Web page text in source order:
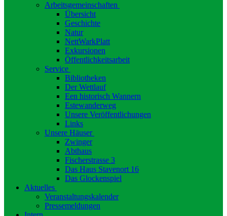
Arbeitsgemeinschaften
Übersicht
Geschichte
Natur
NettWarkPlatt
Exkursionen
Öffentlichkeitsarbeit
Service
Bibliotheken
Der Wettlauf
Een historisch Wannern
Estewanderweg
Unsere Veröffentlichungen
Links
Unsere Häuser
Zwinger
Abthaus
Fischerstrasse 3
Das Haus Stavenort 16
Das Glockenspiel
Aktuelles
Veranstaltungskalender
Pressemeldungen